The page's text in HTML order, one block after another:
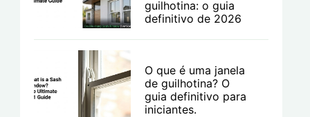
guilhotina: o guia
definitivo de 2026
O que é uma janela
de guilhotina? O
guia definitivo para
iniciantes.